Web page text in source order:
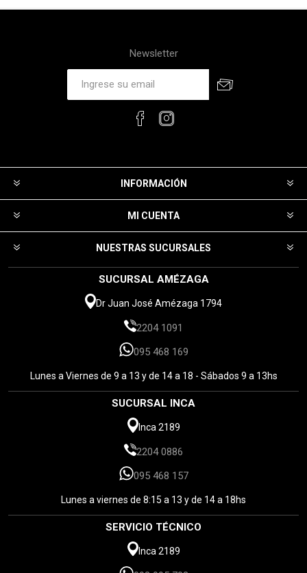
Newsletter
INFORMACIÓN
MI CUENTA
NUESTRAS SUCURSALES
SUCURSAL AMÉZAGA
Dr Juan José Amézaga 1794
2204 1091
095 468 169
Lunes a Viernes de 9 a 13 y de 14 a 18 - Sábados 9 a 13hs
SUCURSAL INCA
Inca 2189
2204 0886
095 468 157
Lunes a viernes de 8:15 a 13 y de 14 a 18hs
SERVICIO TÉCNICO
Inca 2189